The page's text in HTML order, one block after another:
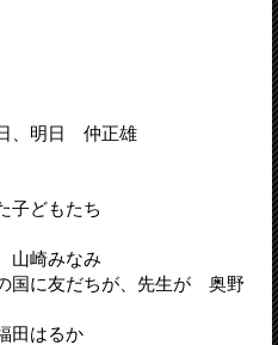
、明日 仲正雄
子どもたち
山崎みなみ
国に友だちが、先生が 奥野
田はるか